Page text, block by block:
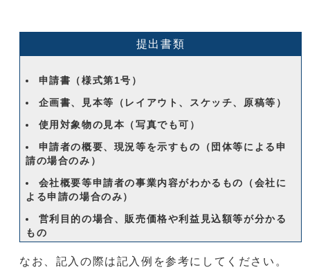
提出書類
申請書（様式第1号）
企画書、見本等（レイアウト、スケッチ、原稿等）
使用対象物の見本（写真でも可）
申請者の概要、現況等を示すもの（団体等による申
請の場合のみ）
会社概要等申請者の事業内容がわかるもの（会社に
よる申請の場合のみ）
営利目的の場合、販売価格や利益見込額等が分かる
もの
なお、記入の際は記入例を参考にしてください。